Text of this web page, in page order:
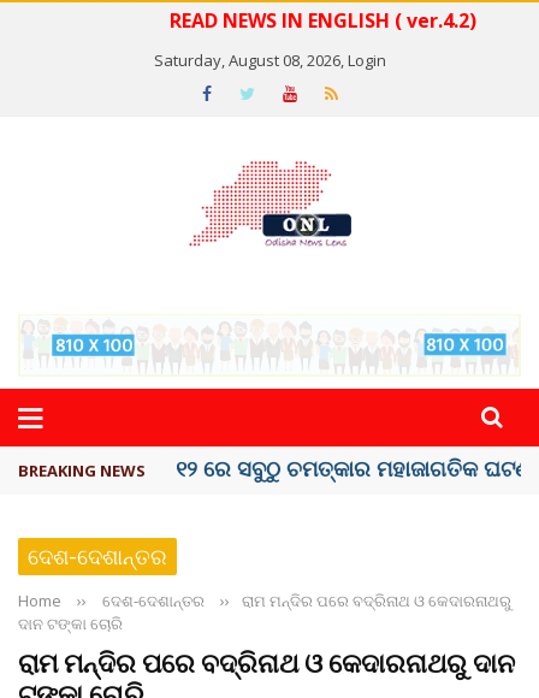
READ NEWS IN ENGLISH ( ver.4.2)
Saturday, August 08, 2026,Login
BREAKING NEWS କେରଳରେ ‘ରାଟ୍ ଫିଭର୍’ ଆତଙ୍କ, ୫୮ ମୃତ
ଦେଶ-ଦେଶାନ୍ତର
Home ›› ଦେଶ-ଦେଶାନ୍ତର ››
ରାମ ମନ୍ଦିର ପରେ ବଦ୍ରିନାଥ ଓ କେଦାରନାଥରୁ
ଦାନ ଟଙ୍କା ଚୋରି
ରାମ ମନ୍ଦିର ପରେ ବଦ୍ରିନାଥ ଓ କେଦାରନାଥରୁ ଦାନ